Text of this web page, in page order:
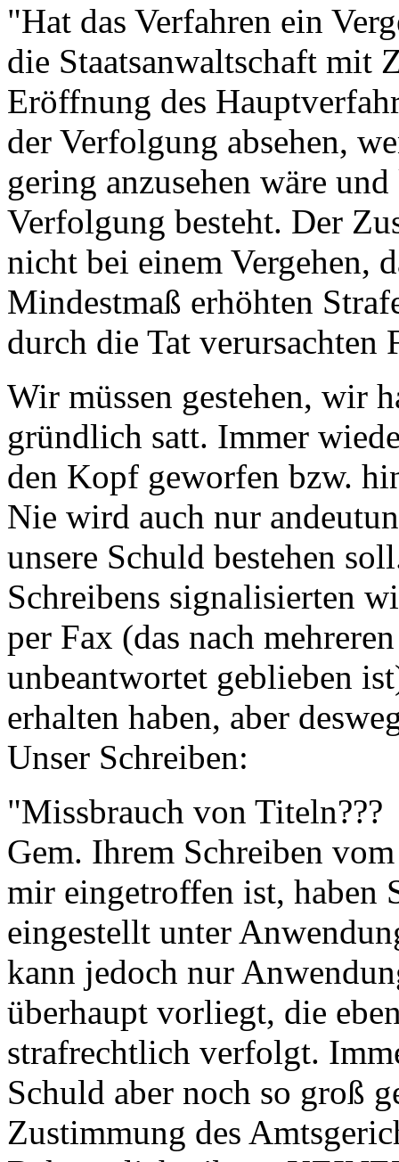
"Hat das Verfahren ein
die Staatsanwaltschaft mit
Eröffnung des
der Verfolgung absehen,
gering anzusehen wäre
Verfolgung besteht. Der
nicht bei einem Vergehen,
Mindestmaß erhöhten
durch die Tat verursachten
Wir müssen gestehen, wir
gründlich satt. Immer
den Kopf geworfen bzw.
Nie wird auch nur
unsere Schuld bestehen
Schreibens signalisierten
per Fax (das nach
unbeantwortet geblieben
erhalten haben, aber
Unser Schreiben:
"Missbrauch von Titeln???
Gem. Ihrem Schreiben
mir eingetroffen ist, haben
eingestellt unter
kann jedoch nur
überhaupt vorliegt, die
strafrechtlich verfolgt.
Schuld aber noch so groß
Zustimmung des